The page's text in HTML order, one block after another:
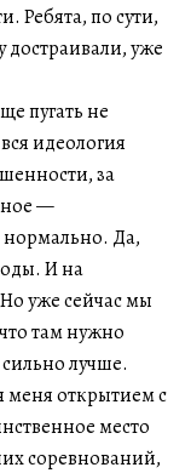
Ребята, по сути,
достраивали, уже
пугать не
идеология
за
—
нормально. Да,
И на
уже сейчас мы
там нужно
лучше.
меня открытием с
место
соревнований,